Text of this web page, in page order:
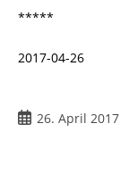
*****
2017-04-26
26. April 2017